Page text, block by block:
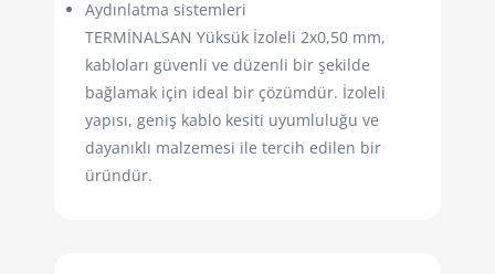
Aydınlatma sistemleri
TERMİNALSAN Yüksük İzoleli 2x0,50 mm,
kabloları güvenli ve düzenli bir şekilde
bağlamak için ideal bir çözümdür. İzoleli
yapısı, geniş kablo kesiti uyumluluğu ve
dayanıklı malzemesi ile tercih edilen bir
üründür.